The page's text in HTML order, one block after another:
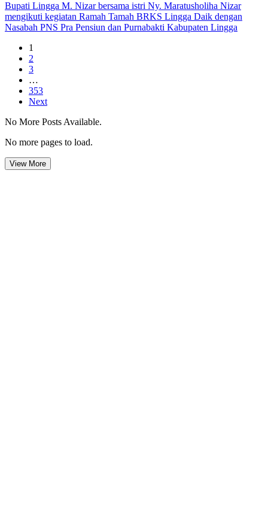
Bupati Lingga M. Nizar bersama istri Ny. Maratusholiha Nizar
mengikuti kegiatan Ramah Tamah BRKS Lingga Daik dengan
Nasabah PNS Pra Pensiun dan Purnabakti Kabupaten Lingga
1
2
3
…
353
Next
No More Posts Available.
No more pages to load.
View More